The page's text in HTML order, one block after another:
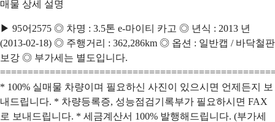
매물 상세 설명
▶ 95어2575 ◎ 차명 : 3.5톤 e-마이티 카고 ◎ 년식 : 2013 년
(2013-02-18) ◎ 주행거리 : 362,286km ◎ 옵션 : 일반캡 / 바닥철판
보강 ◎ 부가세는 별도입니다.
* 100% 실매물 차량이며 필요하신 사진이 있으시면 언제든지 보
내드립니다. * 차량등록증, 성능점검기록부가 필요하시면 FAX
로 보내드립니다. * 세금계산서 100% 발행해드립니다. (부가세